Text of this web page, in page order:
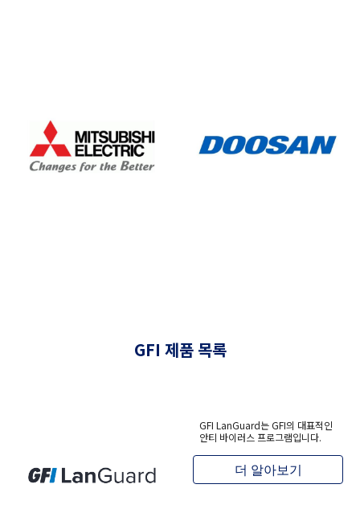
GFI 제품 목록
GFI LanGuard는 GFI의 대표적인
안티 바이러스 프로그램입니다.
더 알아보기